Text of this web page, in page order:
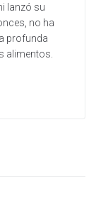
lanzó su
no ha
profunda
alimentos.